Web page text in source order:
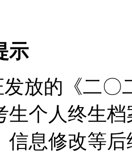
示
发放的《二
生个人终生
信息修改等